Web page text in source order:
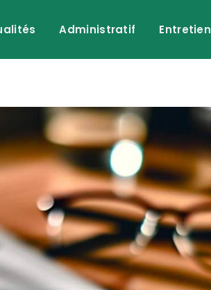
Administratif Entretien